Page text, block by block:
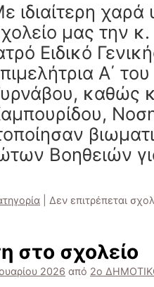
ιδιαίτερη
μας την
Ειδικό
Α΄
καθώς
Βοηθειών
Δεν επιτρέπεται
στο σχολείο
2026 από 2ο